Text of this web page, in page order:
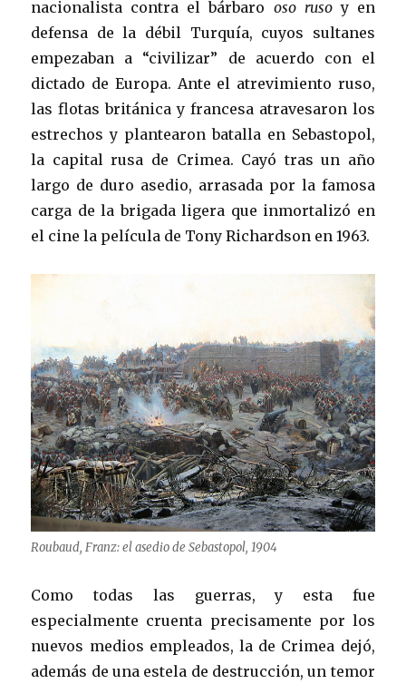
nacionalista contra el bárbaro oso rusoy en
defensa de la débil Turquía, cuyos sultanes
empezaban a “civilizar” de acuerdo con el
dictado de Europa. Ante el atrevimiento ruso,
las flotas británica y francesa atravesaron los
estrechos y plantearon batalla en Sebastopol,
la capital rusa de Crimea. Cayó tras un año
largo de duro asedio, arrasada por la famosa
carga de la brigada ligera que inmortalizó en
el cine la película de Tony Richardson en 1963.
Roubaud, Franz: el asedio de Sebastopol, 1904
Como todas las guerras, y esta fue
especialmente cruenta precisamente por los
nuevos medios empleados, la de Crimea dejó,
además de una estela de destrucción, un temor